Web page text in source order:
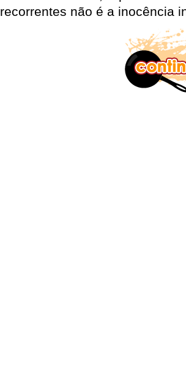
recorrentes não é a inocência